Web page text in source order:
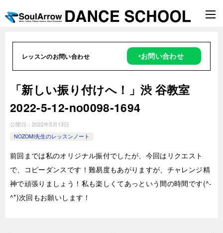
レッスンのお問い合わせ ‣お問い合わせ
「新しい振り付けへ！」渋 谷教室
2022-5-12-no0098-1694
公開日： 2022年5月13日
NOZOMI先生のレッスンノート
前回までは私のオリジナル振付でしたが、今回はリクエスト
で、コピーダンスです！難易度もあがりますが、チャレンジ精
神で頑張りましょう！私も楽しくてあっという間の時間です(^-
^*)次回もお願いします！